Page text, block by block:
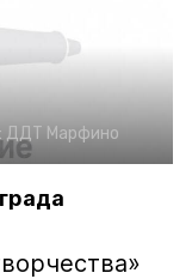
ДДТ Марфино